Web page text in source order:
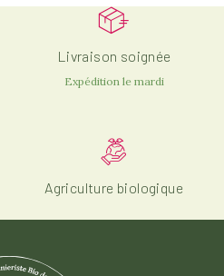
Livraison soignée
Expédition le mardi
Agriculture biologique